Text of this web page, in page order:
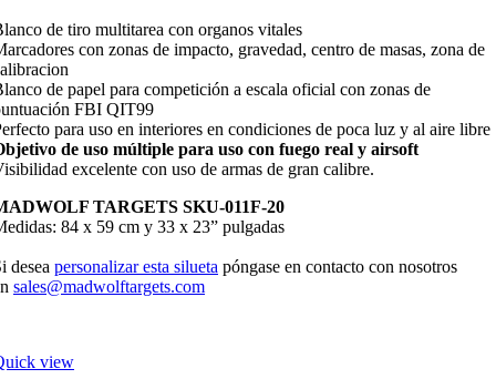
de tiro multitarea con organos vitales
con zonas de impacto, gravedad, centro de masas, zona de
de papel para competición a escala oficial con zonas de
FBI QIT99
para uso en interiores en condiciones de poca luz y al aire libre
de uso múltiple para uso con fuego real y airsoft
excelente con uso de armas de gran calibre.
TARGETS SKU-011F-20
84 x 59 cm y 33 x 23” pulgadas
desea personalizar esta silueta póngase en contacto con nosotros
sales@madwolftargets.com
view